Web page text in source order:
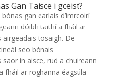
Gan Taisce i gceist?
gan éarlais d’imreoirí
dóibh taithí a fháil ar
tosaigh. De
seo bónais
in aisce, rud a chuireann
fháil ar roghanna éagsúla